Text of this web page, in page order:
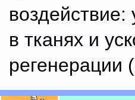
в тканях и
регенерации